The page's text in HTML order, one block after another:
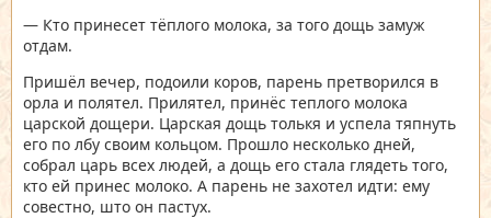
— Кто принесет тёплого молока, за того дощь замуж
отдам.
Пришёл вечер, подоили коров, парень претворился в
орла и полятел. Прилятел, принёс теплого молока
царской дощери. Царская дощь толькя и успела тяпнуть
его по лбу своим кольцом. Прошло несколько дней,
собрал царь всех людей, а дощь его стала глядеть того,
кто ей принес молоко. А парень не захотел идти: ему
совестно, што он пастух.